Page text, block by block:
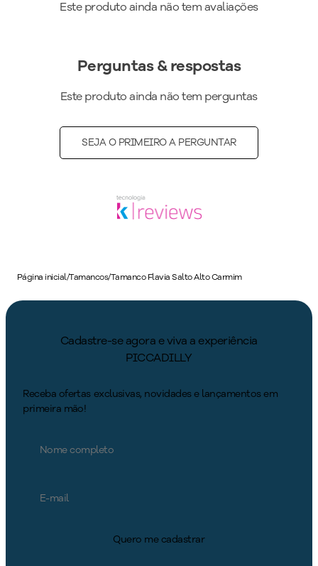
Peso do Produto: 530g
Este produto ainda não tem avaliações
Perguntas & respostas
Este produto ainda não tem perguntas
SEJA O PRIMEIRO A PERGUNTAR
Página inicial/Tamancos/Tamanco Flavia Salto Alto Carmim
Cadastre-se agora e viva a experiência
PICCADILLY
Receba ofertas exclusivas, novidades e lançamentos em
primeira mão!
Quero me cadastrar